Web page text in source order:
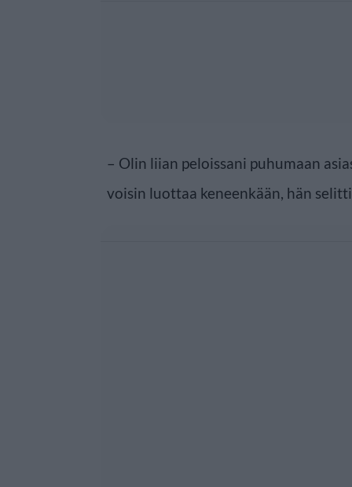
– Olin liian peloissani puhumaan
voisin luottaa keneenkään, hän selitti.